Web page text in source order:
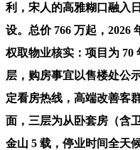
利，宋人的高雅糊口融入
设。总价 766 万起，2026
权取物业核实：项目为 70
层，购房事宜以售楼处公
定看房热线，高端改善客
面，三层为从卧套房（含
金山 5 载，停业时间全天